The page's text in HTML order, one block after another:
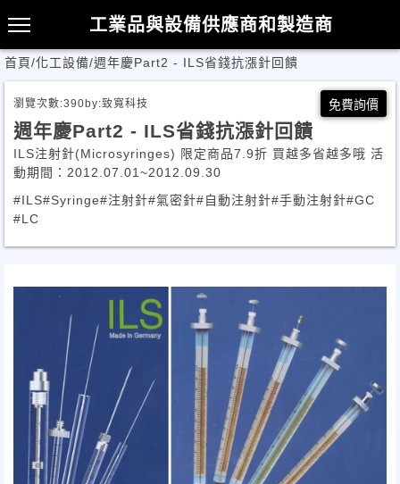
工業品與設備供應商和製造商
首頁/化工設備/週年慶Part2 - ILS省錢抗漲針回饋
瀏覽次數:390by:致寬科技 免費詢價
週年慶Part2 - ILS省錢抗漲針回饋
ILS注射針(Microsyringes) 限定商品7.9折 買越多省越多哦 活
動期間：2012.07.01~2012.09.30
#ILS#Syringe#注射針#氣密針#自動注射針#手動注射針#GC
#LC